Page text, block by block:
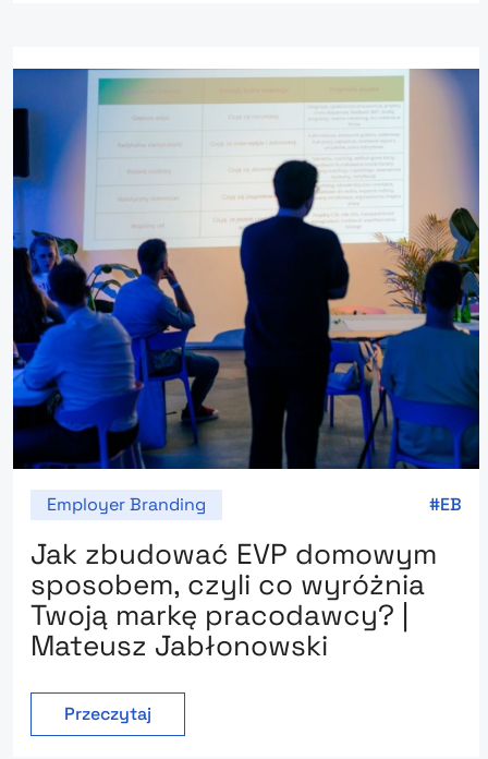
Employer Branding EB
Jak zbudować EVP domowym
sposobem, czyli co wyróżnia
Twoją markę pracodawcy? |
Mateusz Jabłonowski
Przeczytaj